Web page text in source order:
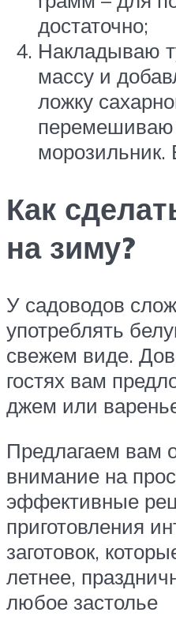
достаточно;
Накладываю
массу и
ложку
перемешиваю
морозильник.
Как
на зиму?
У садоводов
употреблять
свежем виде.
гостях вам
джем или
Предлагаем вам
внимание на
эффективные
приготовления
заготовок,
летнее,
любое застолье